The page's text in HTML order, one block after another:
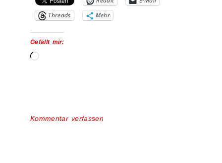
Threads
Mehr
Gefällt mir:
Kommentar verfassen